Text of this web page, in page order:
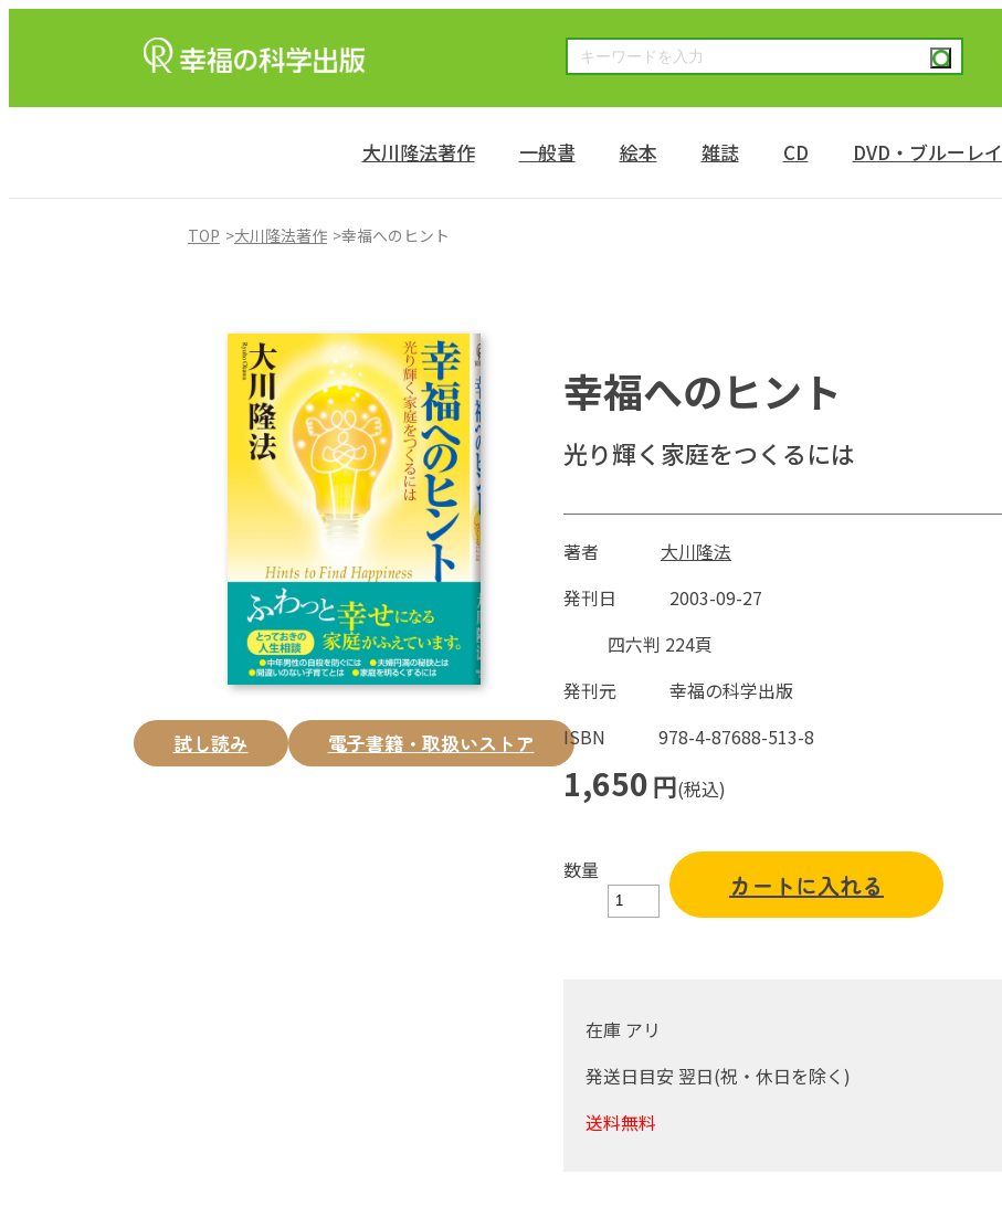
大川隆法著作 一般書 絵本 雑誌 CD DVD・ブルーレイ
TOP 大川隆法著作 幸福へのヒント
試し読み 電子書籍・取扱いストア
幸福へのヒント
光り輝く家庭をつくるには
著者
大川隆法
発刊日
2003-09-27
四六判 224頁
発刊元
幸福の科学出版
ISBN
978-4-87688-513-8
1,650円(税込)
数量
カートに入れる
在庫 アリ
発送日目安 翌日(祝・休日を除く)
送料無料